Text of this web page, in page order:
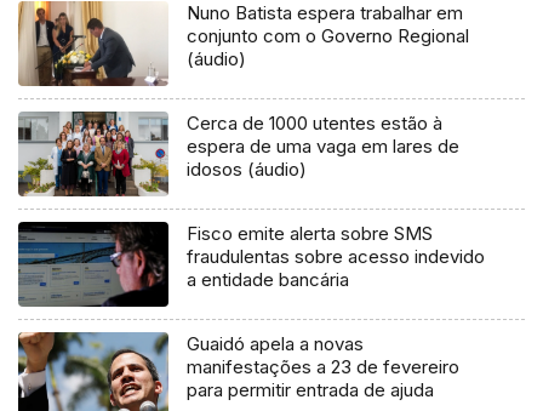
Nuno Batista espera trabalhar em
conjunto com o Governo Regional
(áudio)
Cerca de 1000 utentes estão à
espera de uma vaga em lares de
idosos (áudio)
Fisco emite alerta sobre SMS
fraudulentas sobre acesso indevido
a entidade bancária
Guaidó apela a novas
manifestações a 23 de fevereiro
para permitir entrada de ajuda